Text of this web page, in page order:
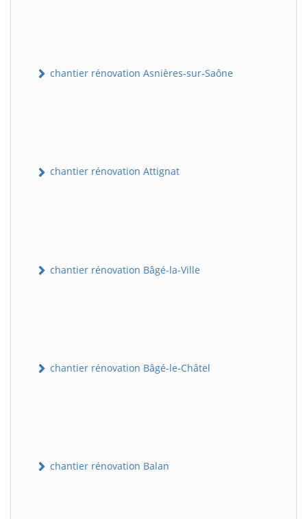
chantier rénovation Asnières-sur-Saône
chantier rénovation Attignat
chantier rénovation Bâgé-la-Ville
chantier rénovation Bâgé-le-Châtel
chantier rénovation Balan